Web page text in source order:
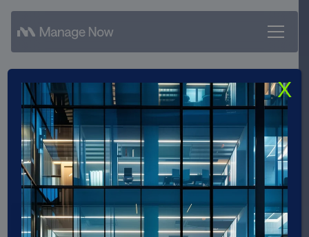
FFF Group
FFF Group
Historisch gewachsene IT-Systeme in eine
moderne Hosting-Umgebung überführen und
langfristig stabil sowie wirtschaftlich betreiben.
X